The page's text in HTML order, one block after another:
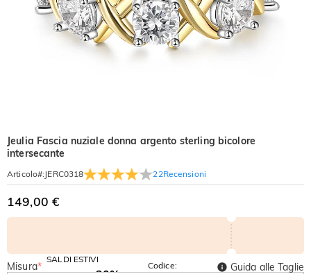
Jeulia Fascia nuziale donna argento sterling bicolore
intersecante
Articolo#: JERC0318 22Recensioni
149,00 €
SALDI ESTIVI
Codice:
Misura*
Guida alle Taglie